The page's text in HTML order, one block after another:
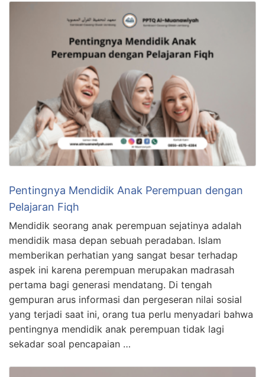
Pentingnya Mendidik Anak Perempuan dengan
Pelajaran Fiqh
Mendidik seorang anak perempuan sejatinya adalah
mendidik masa depan sebuah peradaban. Islam
memberikan perhatian yang sangat besar terhadap
aspek ini karena perempuan merupakan madrasah
pertama bagi generasi mendatang. Di tengah
gempuran arus informasi dan pergeseran nilai sosial
yang terjadi saat ini, orang tua perlu menyadari bahwa
pentingnya mendidik anak perempuan tidak lagi
sekadar soal pencapaian …